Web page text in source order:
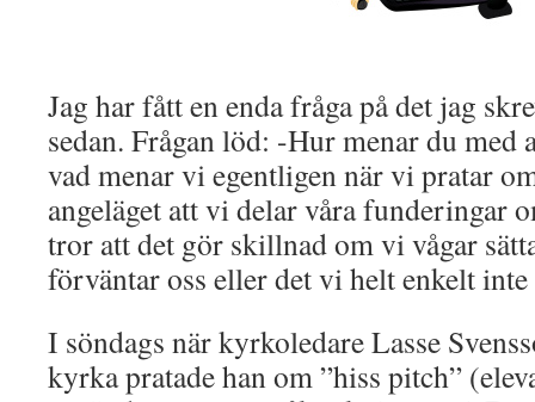
Jag har fått en enda fråga på det jag
sedan. Frågan löd: -Hur menar du med
vad menar vi egentligen när vi pratar
angeläget att vi delar våra funderingar
tror att det gör skillnad om vi vågar
förväntar oss eller det vi helt enkelt
I söndags när kyrkoledare Lasse
kyrka pratade han om ”hiss pitch”